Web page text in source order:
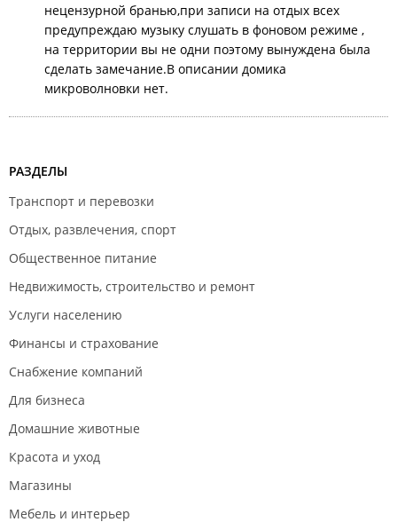
нецензурной бранью,при записи на отдых всех
предупреждаю музыку слушать в фоновом режиме ,
на территории вы не одни поэтому вынуждена была
сделать замечание.В описании домика
микроволновки нет.
РАЗДЕЛЫ
Транспорт и перевозки
Отдых, развлечения, спорт
Общественное питание
Недвижимость, строительство и ремонт
Услуги населению
Финансы и страхование
Снабжение компаний
Для бизнеса
Домашние животные
Красота и уход
Магазины
Мебель и интерьер